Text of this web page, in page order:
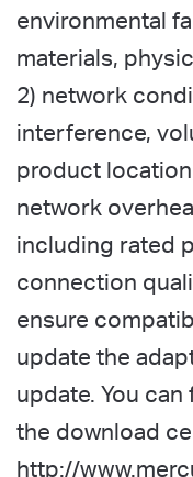
environmental
materials,
2) network
interference,
product
network
including rated
connection
ensure
update the
update. You
the download
http://